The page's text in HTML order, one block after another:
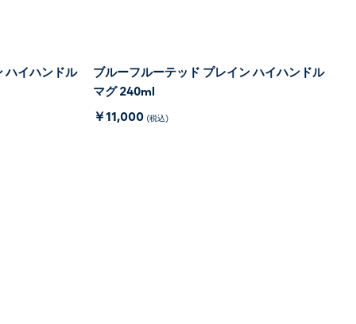
ハイハンドル
ブルーフルーテッド プレイン ハイハンドル
マグ 240ml
￥11,000 (税込)